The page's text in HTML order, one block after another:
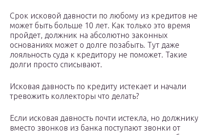
Срок исковой давности по любому из кредитов не
может быть больше 10 лет. Как только это время
пройдет, должник на абсолютно законных
основаниях может о долге позабыть. Тут даже
лояльность суда к кредитору не поможет. Такие
долги просто списывают.
Исковая давность по кредиту истекает и начали
тревожить коллекторы что делать?
Если исковая давность почти истекла, но должнику
вместо звонков из банка поступают звонки от